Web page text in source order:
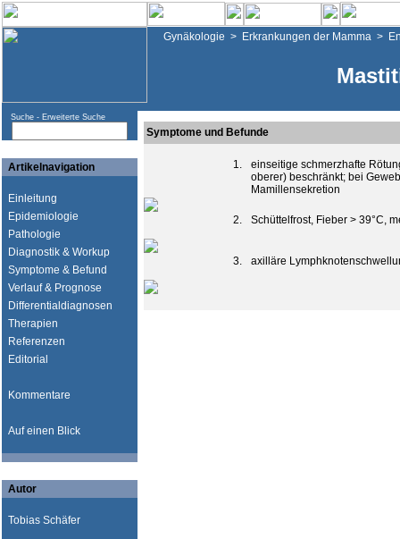
Gynäkologie > Erkrankungen der Mamma >
Suche - Erweiterte Suche
Artikelnavigation
Einleitung
Epidemiologie
Pathologie
Diagnostik & Workup
Symptome & Befund
Verlauf & Prognose
Differentialdiagnosen
Therapien
Referenzen
Editorial
Kommentare
Auf einen Blick
Autor
Tobias Schäfer
Symptome und Befunde
1.
einseitige schmerzhafte
oberer) beschränkt; bei
Mamillensekretion
2. Schüttelfrost, Fieber > 39°C,
3. axilläre